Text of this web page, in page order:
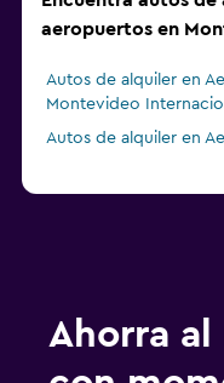
aeropuertos en
Autos de alquiler en
Montevideo
Autos de alquiler en
Ahorra al